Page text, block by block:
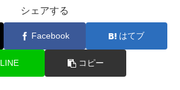
シェアする
Facebook はてブ
LINE コピー